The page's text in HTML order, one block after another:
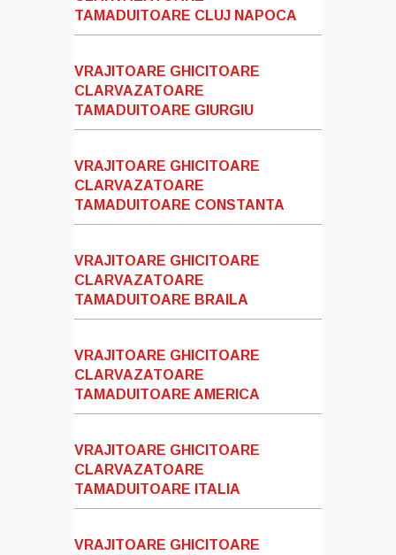
TAMADUITOARE CLUJ NAPOCA
VRAJITOARE GHICITOARE
CLARVAZATOARE
TAMADUITOARE GIURGIU
VRAJITOARE GHICITOARE
CLARVAZATOARE
TAMADUITOARE CONSTANTA
VRAJITOARE GHICITOARE
CLARVAZATOARE
TAMADUITOARE BRAILA
VRAJITOARE GHICITOARE
CLARVAZATOARE
TAMADUITOARE AMERICA
VRAJITOARE GHICITOARE
CLARVAZATOARE
TAMADUITOARE ITALIA
VRAJITOARE GHICITOARE